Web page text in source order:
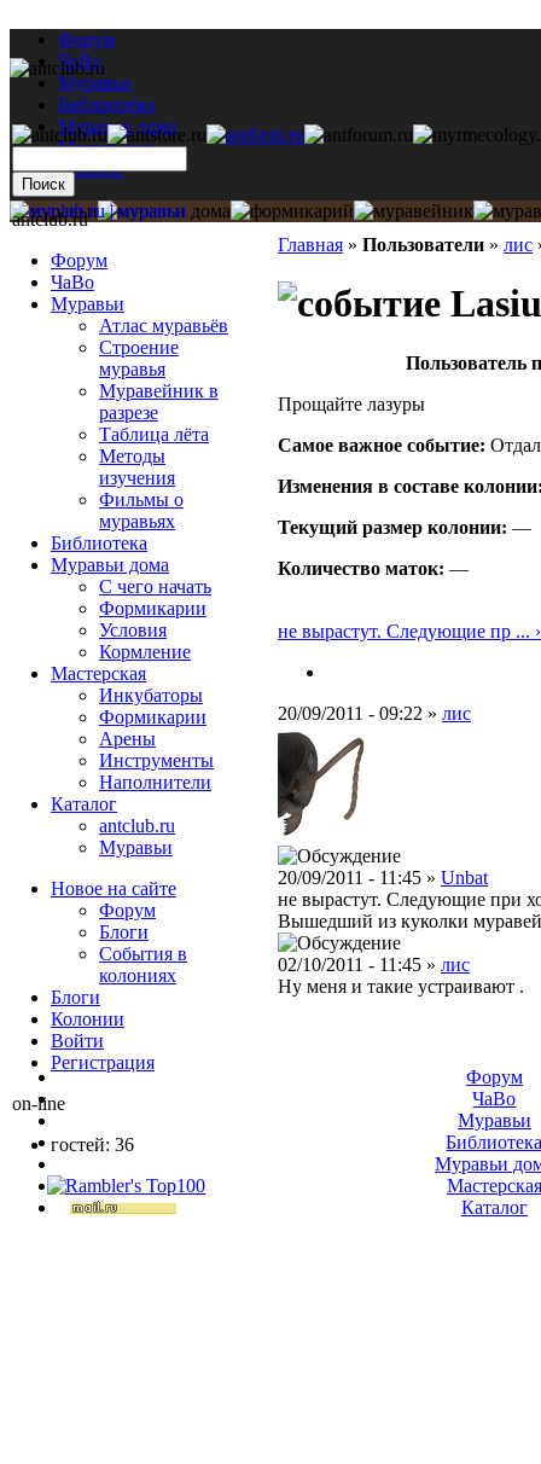
Форум
ЧаВо
Муравьи
Библиотека
Муравьи дома
Мастерская
Каталог
Главная » Пользователи » лис
Пользователь
Прощайте лазуры
Самое важное событие:
Изменения в составе
Текущий размер кoлонии: —
Количество маток: —
не вырастут. Следующие пр ... ›
20/09/2011 - 09:22 » лис
20/09/2011 - 11:45 » Unbat
не вырастут. Следующие при
Вышедший из куколки муравей
02/10/2011 - 11:45 » лис
Ну меня и такие устраивают .
antclub.ru
Форум
ЧаВо
Муравьи
Атлас муравьёв
Строение
муравья
Муравейник в
разрезе
Таблица лёта
Методы
изучения
Фильмы о
муравьях
Библиотека
Муравьи дома
С чего начать
Формикарии
Условия
Кормление
Мастерская
Инкубаторы
Формикарии
Арены
Инструменты
Наполнители
Каталог
antclub.ru
Муравьи
Новое на сайте
Форум
Блоги
События в
колониях
Блоги
Колонии
Войти
Peгиcтpaция
on-line
гостей: 36
Форум
ЧаВо
Муравьи
Муравьи
Мастерская
Каталог